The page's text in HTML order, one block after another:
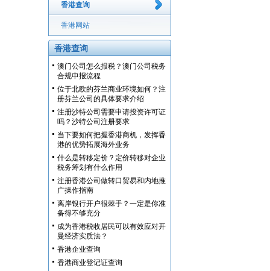
香港查询
香港网站
香港查询
澳门公司怎么报税？澳门公司税务
合规申报流程
位于北欧的芬兰商业环境如何？注
册芬兰公司的具体要求介绍
注册沙特公司需要申请投资许可证
吗？沙特公司注册要求
当下要如何把握香港商机，发挥香
港的优势拓展海外业务
什么是转移定价？定价转移对企业
税务筹划有什么作用
注册香港公司做转口贸易和内地推
广操作指南
离岸银行开户很棘手？一定是你准
备得不够充分
成为香港税收居民可以有效应对开
曼经济实质法？
香港企业查询
香港商业登记证查询